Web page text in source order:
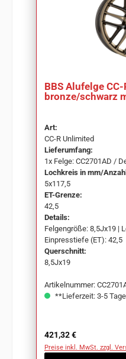
BBS Alufelge
bronze/schwarz
Art:
CC-R Unlimited
Lieferumfang:
1x Felge: CC2701AD /
Lochkreis in mm/
5x117,5
ET-Grenze:
42,5
Details:
Felgengröße: 8,5Jx19 |
Einpresstiefe (ET): 42,5
Querschnitt:
8,5Jx19
Artikelnummer:
**Lieferzeit: 3-5 Tage
Regulärer Preis:
421,32 €
Preise inkl. MwSt. zzgl.